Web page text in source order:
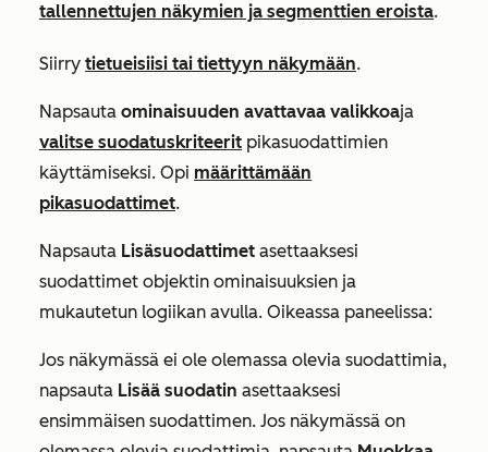
tallennettujen näkymien ja segmenttien eroista.
Siirry tietueisiisi tai tiettyyn näkymään.
Napsauta ominaisuuden avattavaa valikkoaja
valitse suodatuskriteerit pikasuodattimien
käyttämiseksi. Opi määrittämään
pikasuodattimet.
Napsauta Lisäsuodattimet asettaaksesi
suodattimet objektin ominaisuuksien ja
mukautetun logiikan avulla. Oikeassa paneelissa:
Jos näkymässä ei ole olemassa olevia suodattimia,
napsauta Lisää suodatin asettaaksesi
ensimmäisen suodattimen. Jos näkymässä on